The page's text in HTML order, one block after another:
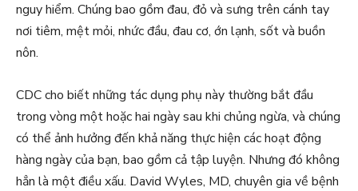
nguy hiểm. Chúng bao gồm đau, đỏ và sưng trên cánh tay
nơi tiêm, mệt mỏi, nhức đầu, đau cơ, ớn lạnh, sốt và buồn
nôn.
CDC cho biết những tác dụng phụ này thường bắt đầu
trong vòng một hoặc hai ngày sau khi chủng ngừa, và chúng
có thể ảnh hưởng đến khả năng thực hiện các hoạt động
hàng ngày của bạn, bao gồm cả tập luyện. Nhưng đó không
hẳn là một điều xấu. David Wyles, MD, chuyên gia về bệnh